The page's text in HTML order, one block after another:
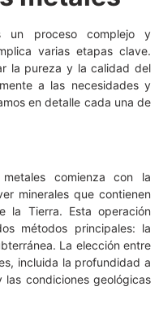
un proceso complejo y
varias etapas clave.
la pureza y la calidad del
a las necesidades y
en detalle cada una de
comienza con la
minerales que contienen
la Tierra. Esta operación
métodos principales: la
La elección entre
incluida la profundidad a
las condiciones geológicas